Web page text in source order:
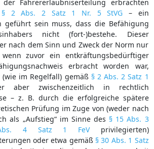
Fahrererlaubniserteilung erbrachten
§ 2 Abs. 2 Satz 1 Nr. 5 StVG – ein
geführt sein muss, dass die Befähigung
nicht (fort-)bestehe. Dieser
nach dem Sinn und Zweck der Norm nur
zuvor ein entkräftungsbedürftiger
erbracht worden war,
im Regelfall) gemäß § 2 Abs. 2 Satz 1
aber zwischenzeitlich in rechtlich
– z. B. durch die erfolgreiche spätere
Prüfung im Zuge von (weder nach
als „Aufstieg“ im Sinne des § 15 Abs. 3
4 Satz 1 FeVprivilegierten)
oder etwa gemäß § 30 Abs. 1 Satz